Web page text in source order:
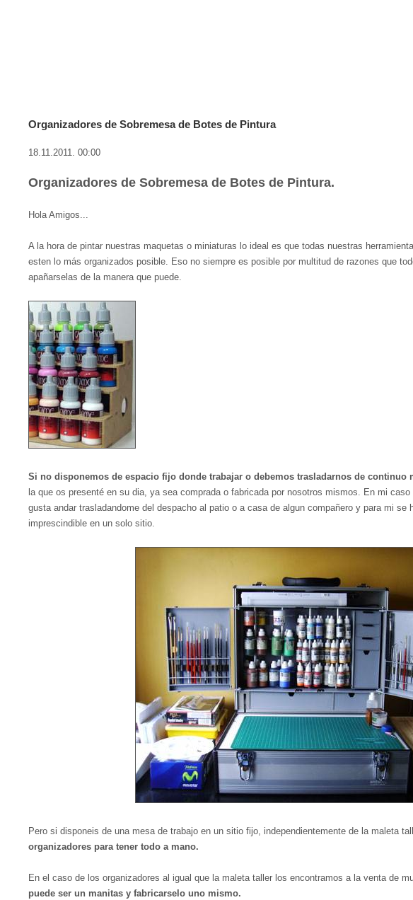
Organizadores de Sobremesa de Botes de Pintura
18.11.2011. 00:00
Organizadores de Sobremesa de Botes de Pintura.
Hola Amigos...
A la hora de pintar nuestras maquetas o miniaturas lo ideal es que todas nuestras
esten lo más organizados posible. Eso no siempre es posible por multitud de razones que
apañarselas de la manera que puede.
Si no disponemos de espacio fijo donde trabajar o debemos trasladarnos de continuo
la que os presenté en su dia, ya sea comprada o fabricada por nosotros mismos. En mi
gusta andar trasladandome del despacho al patio o a casa de algun compañero y para mi se
imprescindible en un solo sitio.
Pero si disponeis de una mesa de trabajo en un sitio fijo, independientemente de la maleta
organizadores para tener todo a mano.
En el caso de los organizadores al igual que la maleta taller los encontramos a la venta de
puede ser un manitas y fabricarselo uno mismo.